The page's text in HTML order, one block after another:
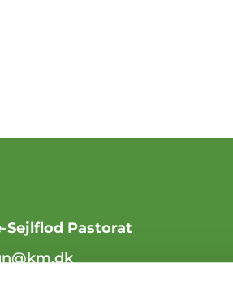
Pastorat